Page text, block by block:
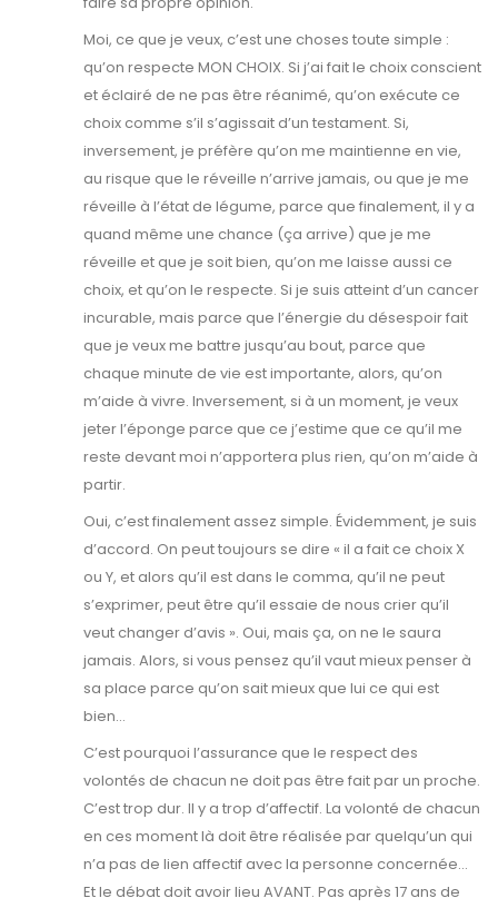
Moi, ce que je veux, c’est une choses toute simple :
qu’on respecte MON CHOIX. Si j’ai fait le choix conscient
et éclairé de ne pas être réanimé, qu’on exécute ce
choix comme s’il s’agissait d’un testament. Si,
inversement, je préfère qu’on me maintienne en vie,
au risque que le réveille n’arrive jamais, ou que je me
réveille à l’état de légume, parce que finalement, il y a
quand même une chance (ça arrive) que je me
réveille et que je soit bien, qu’on me laisse aussi ce
choix, et qu’on le respecte. Si je suis atteint d’un cancer
incurable, mais parce que l’énergie du désespoir fait
que je veux me battre jusqu’au bout, parce que
chaque minute de vie est importante, alors, qu’on
m’aide à vivre. Inversement, si à un moment, je veux
jeter l’éponge parce que ce j’estime que ce qu’il me
reste devant moi n’apportera plus rien, qu’on m’aide à
partir.
Oui, c’est finalement assez simple. Évidemment, je suis
d’accord. On peut toujours se dire « il a fait ce choix X
ou Y, et alors qu’il est dans le comma, qu’il ne peut
s’exprimer, peut être qu’il essaie de nous crier qu’il
veut changer d’avis ». Oui, mais ça, on ne le saura
jamais. Alors, si vous pensez qu’il vaut mieux penser à
sa place parce qu’on sait mieux que lui ce qui est
bien…
C’est pourquoi l’assurance que le respect des
volontés de chacun ne doit pas être fait par un proche.
C’est trop dur. Il y a trop d’affectif. La volonté de chacun
en ces moment là doit être réalisée par quelqu’un qui
n’a pas de lien affectif avec la personne concernée…
Et le débat doit avoir lieu AVANT. Pas après 17 ans de